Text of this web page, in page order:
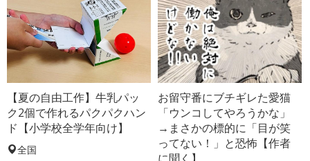
【夏の自由工作】牛乳パッ
ク2個で作れるパクパクハン
ド【小学校全学年向け】
全国
お留守番にブチギレた愛猫
「ウンコしてやろうかな」
→まさかの標的に「目が笑
ってない！」と恐怖【作者